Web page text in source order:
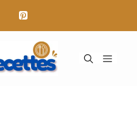
Menu